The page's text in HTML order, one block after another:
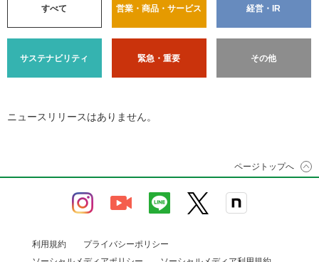
すべて 営業・商品・サービス 経営・IR
サステナビリティ 緊急・重要 その他
ニュースリリースはありません。
ページトップへ
利用規約
プライバシーポリシー